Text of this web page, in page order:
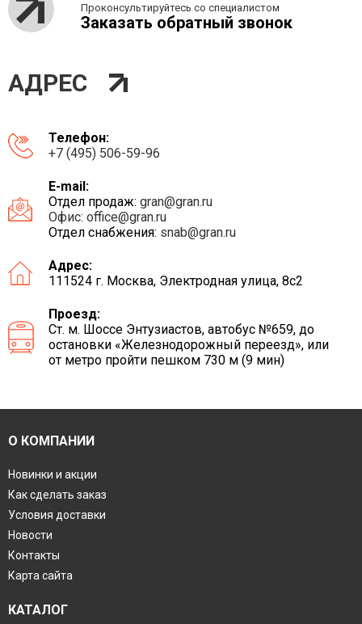
Проконсультируйтесь со специалистом
Заказать обратный звонок
АДРЕС
Телефон:
+7 (495) 506-59-96
E-mail:
Отдел продаж: gran@gran.ru
Офис: office@gran.ru
Отдел снабжения: snab@gran.ru
Адрес:
111524 г. Москва, Электродная улица, 8с2
Проезд:
Ст. м. Шоссе Энтузиастов, автобус №659, до
остановки «Железнодорожный переезд», или
от метро пройти пешком 730 м (9 мин)
О КОМПАНИИ
Новинки и акции
Как сделать заказ
Условия доставки
Новости
Контакты
Карта сайта
КАТАЛОГ